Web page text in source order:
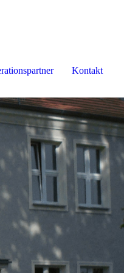
Kontakt